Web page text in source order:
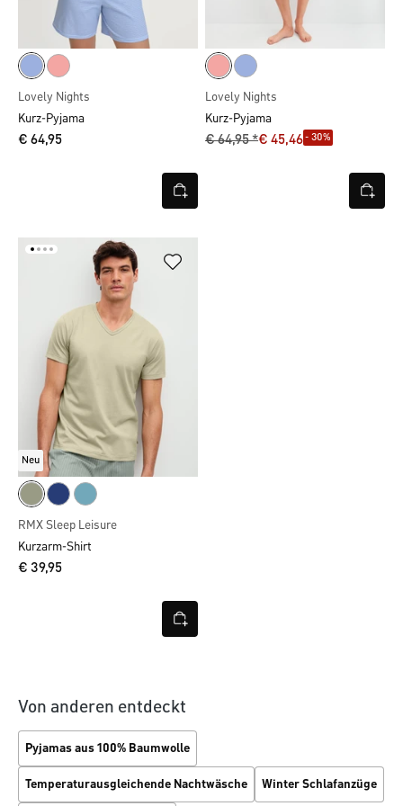
Lovely Nights
Kurz-Pyjama
€ 64,95
Lovely Nights
Kurz-Pyjama
€ 64,95 *€ 45,46- 30%
Neu
RMX Sleep Leisure
Kurzarm-Shirt
€ 39,95
Von anderen entdeckt
Pyjamas aus 100% Baumwolle
Temperaturausgleichende Nachtwäsche Winter Schlafanzüge